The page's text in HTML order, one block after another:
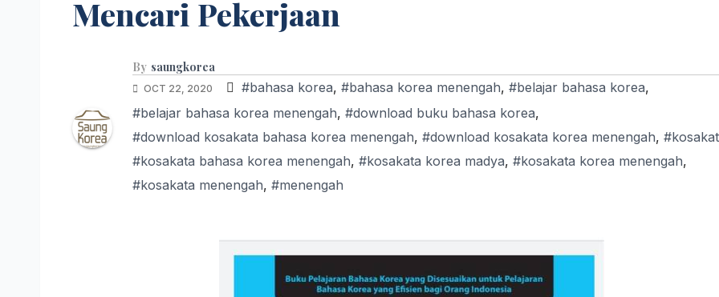
Mencari Pekerjaan
By saungkorea
OCT 22, 2020 #bahasa korea, #bahasa korea menengah, #belajar bahasa korea,
#belajar bahasa korea menengah, #download buku bahasa korea,
#download kosakata bahasa korea menengah, #download kosakata korea menengah,
#kosakata bahasa korea menengah, #kosakata korea madya, #kosakata korea menengah,
#kosakata menengah, #menengah